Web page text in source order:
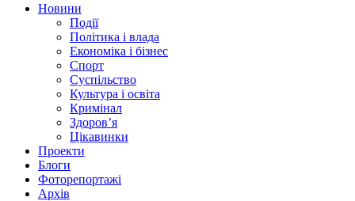
Новини
Події
Політика і влада
Економіка і бізнес
Спорт
Суспільство
Культура і освіта
Кримінал
Здоров’я
Цікавинки
Проекти
Блоги
Фоторепортажі
Архів